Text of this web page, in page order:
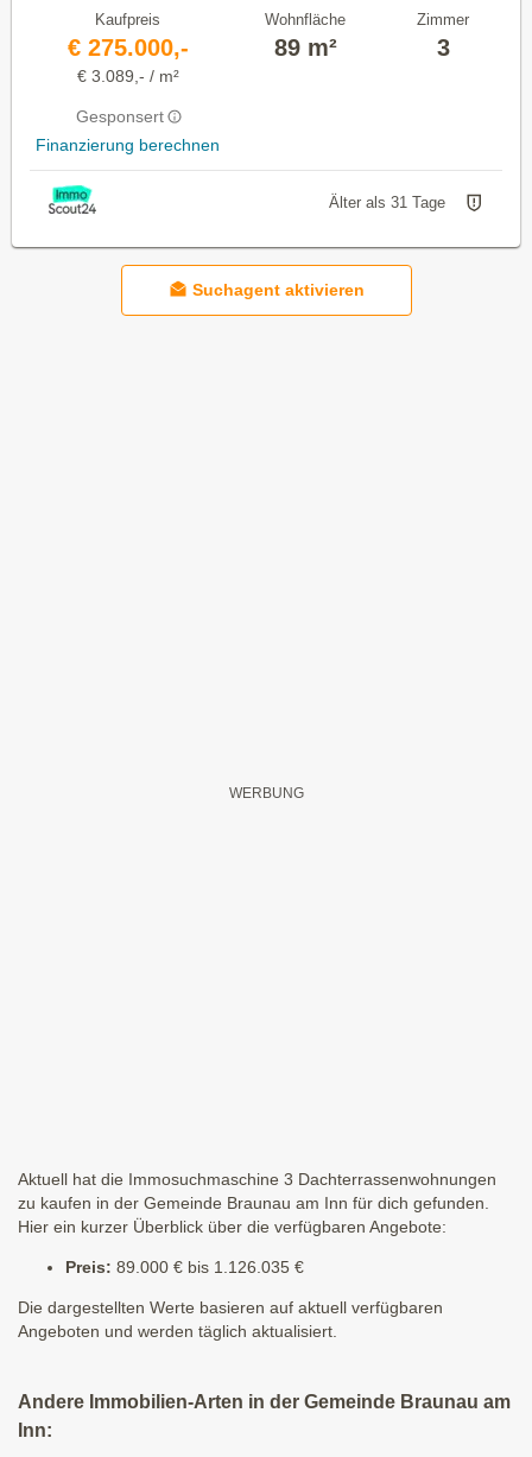
Kaufpreis
€ 275.000,-
€ 3.089,- / m²
Gesponsert
Finanzierung berechnen
Wohnfläche
89 m²
Zimmer
3
Älter als 31 Tage
Suchagent aktivieren
Aktuell hat die Immosuchmaschine 3 Dachterrassenwohnungen
zu kaufen in der Gemeinde Braunau am Inn für dich gefunden.
Hier ein kurzer Überblick über die verfügbaren Angebote:
Preis: 89.000 € bis 1.126.035 €
Die dargestellten Werte basieren auf aktuell verfügbaren
Angeboten und werden täglich aktualisiert.
Andere Immobilien-Arten in der Gemeinde Braunau am
Inn: